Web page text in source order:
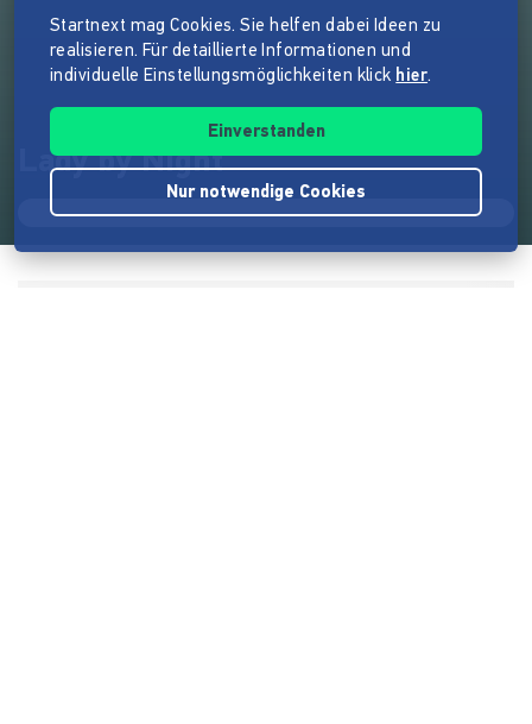
Lady by Night
Startnext mag Cookies. Sie helfen dabei Ideen zu
realisieren. Für detaillierte Informationen und
individuelle Einstellungsmöglichkeiten klick hier.
Einverstanden
Nur notwendige Cookies